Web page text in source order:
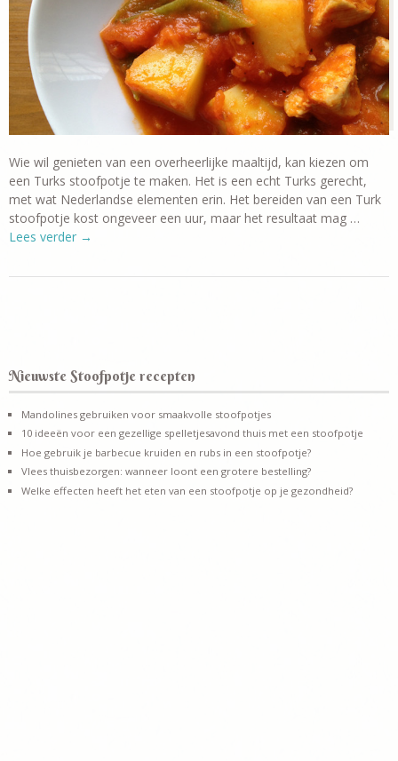
Wie wil genieten van een overheerlijke maaltijd, kan kiezen om
een Turks stoofpotje te maken. Het is een echt Turks gerecht,
met wat Nederlandse elementen erin. Het bereiden van een Turk
stoofpotje kost ongeveer een uur, maar het resultaat mag …
Lees verder →
Nieuwste Stoofpotje recepten
Mandolines gebruiken voor smaakvolle stoofpotjes
10 ideeën voor een gezellige spelletjesavond thuis met een stoofpotje
Hoe gebruik je barbecue kruiden en rubs in een stoofpotje?
Vlees thuisbezorgen: wanneer loont een grotere bestelling?
Welke effecten heeft het eten van een stoofpotje op je gezondheid?